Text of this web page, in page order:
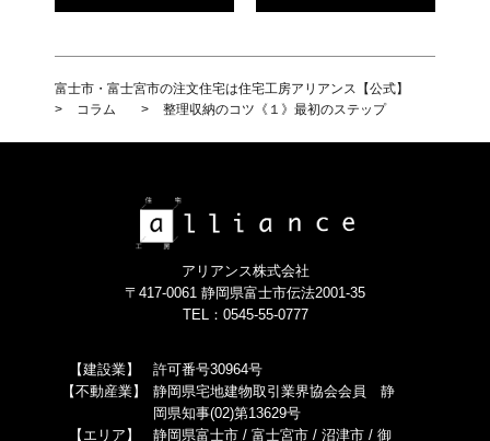
富士市・富士宮市の注文住宅は住宅工房アリアンス【公式】
>
コラム > 整理収納のコツ《１》最初のステップ
アリアンス株式会社
〒417-0061 静岡県富士市伝法2001-35
TEL：0545-55-0777
【建設業】
許可番号30964号
【不動産業】
静岡県宅地建物取引業界協会会員 静
岡県知事(02)第13629号
【エリア】
静岡県富士市 / 富士宮市 / 沼津市 / 御